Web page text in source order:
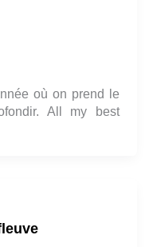
où on prend le
All my best